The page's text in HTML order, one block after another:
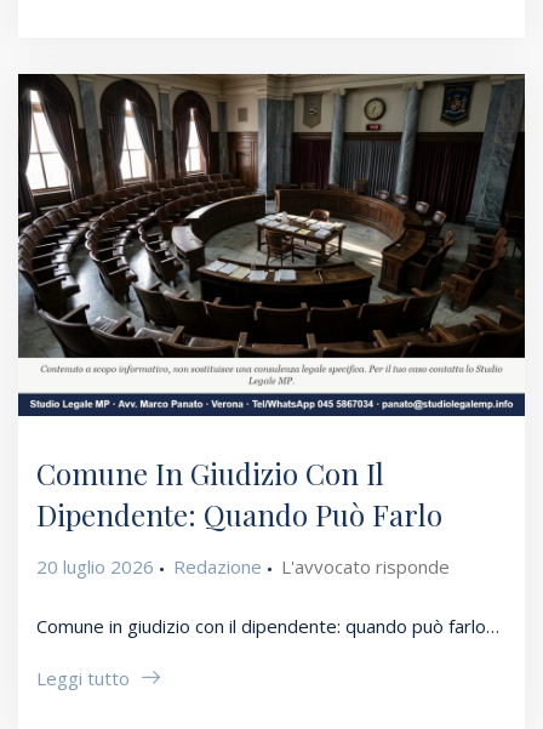
Comune In Giudizio Con Il
Dipendente: Quando Può Farlo
20 luglio 2026 Redazione L'avvocato risponde
Comune in giudizio con il dipendente: quando può farlo…
Leggi tutto